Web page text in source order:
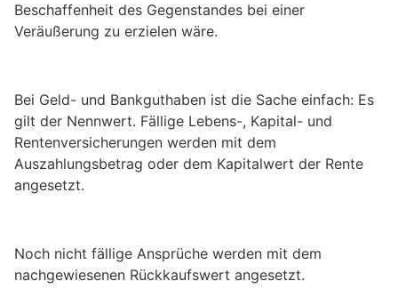
Beschaffenheit des Gegenstandes bei einer
Veräußerung zu erzielen wäre.
Bei Geld- und Bankguthaben ist die Sache einfach: Es
gilt der Nennwert. Fällige Lebens-, Kapital- und
Rentenversicherungen werden mit dem
Auszahlungsbetrag oder dem Kapitalwert der Rente
angesetzt.
Noch nicht fällige Ansprüche werden mit dem
nachgewiesenen Rückkaufswert angesetzt.